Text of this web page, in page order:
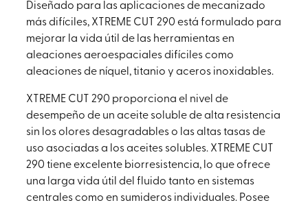
Diseñado para las aplicaciones de mecanizado
más difíciles, XTREME CUT 290 está formulado para
mejorar la vida útil de las herramientas en
aleaciones aeroespaciales difíciles como
aleaciones de níquel, titanio y aceros inoxidables.
XTREME CUT 290 proporciona el nivel de
desempeño de un aceite soluble de alta resistencia
sin los olores desagradables o las altas tasas de
uso asociadas a los aceites solubles. XTREME CUT
290 tiene excelente biorresistencia, lo que ofrece
una larga vida útil del fluido tanto en sistemas
centrales como en sumideros individuales. Posee